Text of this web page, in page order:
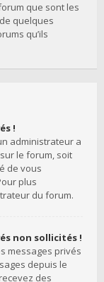
que sont les
quelques
qu’ils
!
administrateur a
le forum, soit
de vous
plus
du forum.
non sollicités !
messages privés
depuis le
des